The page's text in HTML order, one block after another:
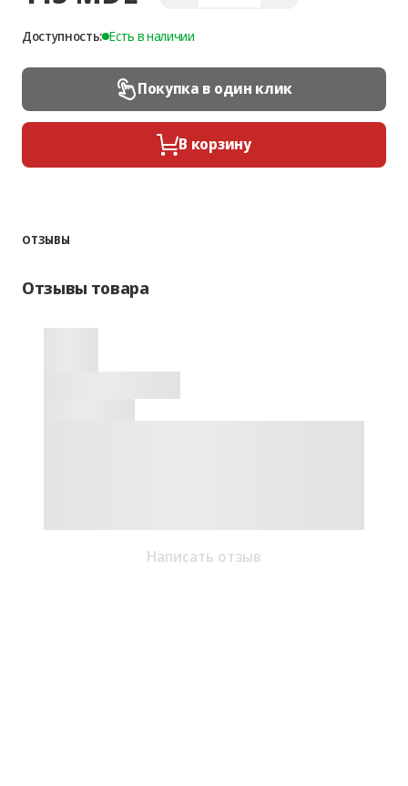
Доступность: Есть в наличии
Покупка в один клик
В корзину
ОТЗЫВЫ
Отзывы товара
Написать отзыв